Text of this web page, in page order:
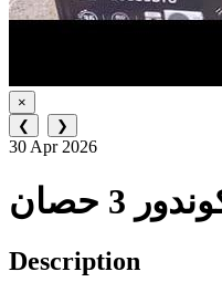
×
❮
❯
30 Apr 2026
3 حصان
Description